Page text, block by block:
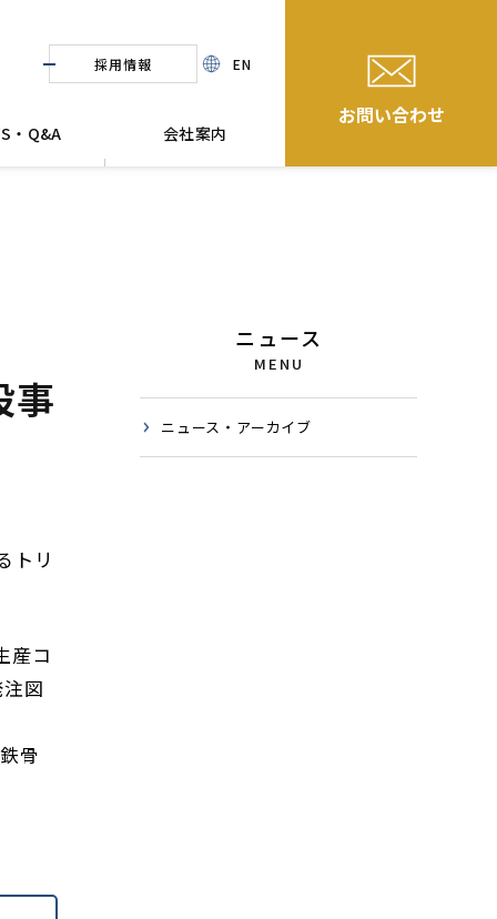
採用情報 EN
・Q&A 会社案内
お問い合わせ
事
トリ
産コ
図
骨
ニュース
MENU
ニュース・アーカイブ